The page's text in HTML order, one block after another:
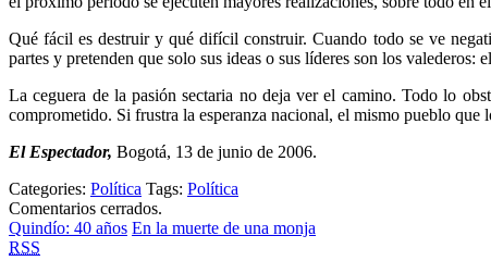
Qué fácil es destruir y qué difícil construir. Cuando todo se ve
partes y pretenden que solo sus ideas o sus líderes son los
La ceguera de la pasión sectaria no deja ver el camino. Todo lo
comprometido. Si frustra la esperanza nacional, el mismo pueblo que
El Espectador, Bogotá, 13 de junio de 2006.
Categories: Política Tags: Política
Comentarios cerrados.
Quindío: 40 años En la muerte de una monja
RSS